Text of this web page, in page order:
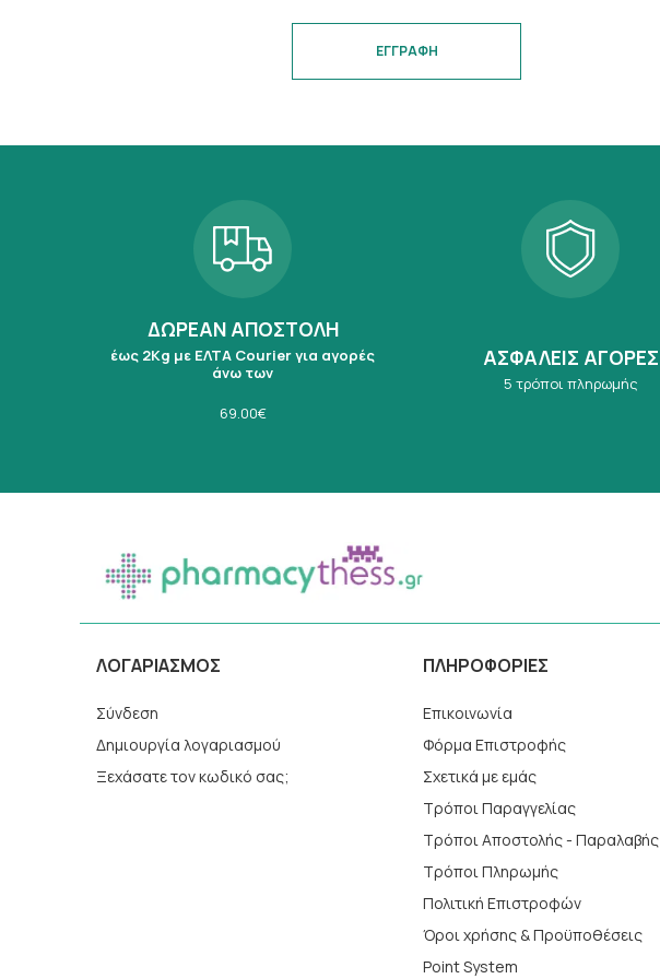
ΕΓΓΡΑΦΗ
ΔΩΡΕΑΝ ΑΠΟΣΤΟΛΗ
έως 2Kg με ΕΛΤΑ Courier για αγορές
άνω των
69.00€
ΑΣΦΑΛΕΙΣ ΑΓΟΡΕΣ
5 τρόποι πληρωμής
ΛΟΓΑΡΙΑΣΜΌΣ
Σύνδεση
Δημιουργία λογαριασμού
Ξεχάσατε τον κωδικό σας;
ΠΛΗΡΟΦΟΡΙΕΣ
Επικοινωνία
Φόρμα Επιστροφής
Σχετικά με εμάς
Τρόποι Παραγγελίας
Τρόποι Αποστολής - Παραλαβής
Tρόποι Πληρωμής
Πολιτική Επιστροφών
Όροι χρήσης & Προϋποθέσεις
Point System